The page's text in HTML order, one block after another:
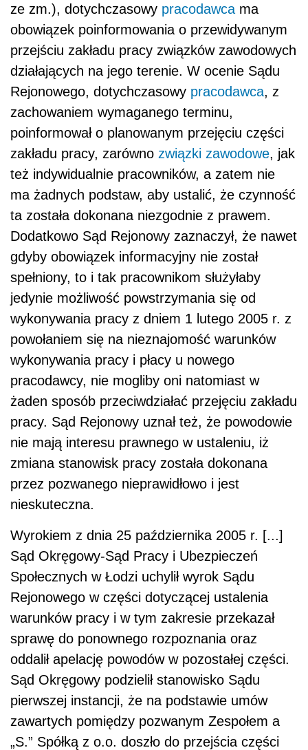
ze zm.), dotychczasowy pracodawca ma
obowiązek poinformowania o przewidywanym
przejściu zakładu pracy związków zawodowych
działających na jego terenie. W ocenie Sądu
Rejonowego, dotychczasowy pracodawca, z
zachowaniem wymaganego terminu,
poinformował o planowanym przejęciu części
zakładu pracy, zarówno związki zawodowe, jak
też indywidualnie pracowników, a zatem nie
ma żadnych podstaw, aby ustalić, że czynność
ta została dokonana niezgodnie z prawem.
Dodatkowo Sąd Rejonowy zaznaczył, że nawet
gdyby obowiązek informacyjny nie został
spełniony, to i tak pracownikom służyłaby
jedynie możliwość powstrzymania się od
wykonywania pracy z dniem 1 lutego 2005 r. z
powołaniem się na nieznajomość warunków
wykonywania pracy i płacy u nowego
pracodawcy, nie mogliby oni natomiast w
żaden sposób przeciwdziałać przejęciu zakładu
pracy. Sąd Rejonowy uznał też, że powodowie
nie mają interesu prawnego w ustaleniu, iż
zmiana stanowisk pracy została dokonana
przez pozwanego nieprawidłowo i jest
nieskuteczna.
Wyrokiem z dnia 25 października 2005 r. [...]
Sąd Okręgowy-Sąd Pracy i Ubezpieczeń
Społecznych w Łodzi uchylił wyrok Sądu
Rejonowego w części dotyczącej ustalenia
warunków pracy i w tym zakresie przekazał
sprawę do ponownego rozpoznania oraz
oddalił apelację powodów w pozostałej części.
Sąd Okręgowy podzielił stanowisko Sądu
pierwszej instancji, że na podstawie umów
zawartych pomiędzy pozwanym Zespołem a
„S.” Spółką z o.o. doszło do przejścia części